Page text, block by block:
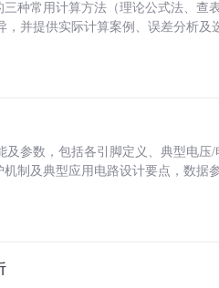
种常用计算方法（理论公式法、查
，并提供实际计算案例、误差分析
及参数，包括各引脚定义、典型电
制及典型应用电路设计要点，数据